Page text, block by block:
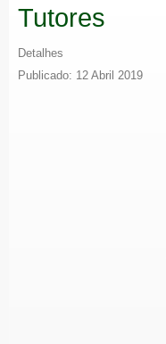
Tutores
Detalhes
Publicado: 12 Abril 2019